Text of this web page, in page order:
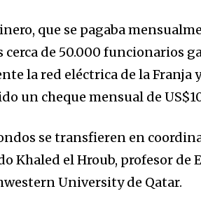
que se pagaba
cerca de 50.000 funcionarios
la red eléctrica de la Franja
un cheque mensual de
se transfieren en
Khaled el Hroub, profesor de
University de Qatar.